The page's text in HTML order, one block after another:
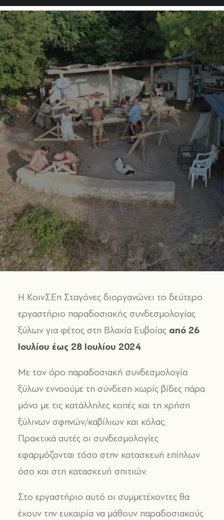
Η ΚοινΣΕπ Σταγόνες διοργανώνει το δεύτερο
εργαστήριο παραδοσιακής συνδεσμολογίας
ξύλων για φέτος στη Βλαχία Ευβοίας από 26
Ιουλίου έως 28 Ιουλίου 2024.
Με τον όρο παραδοσιακή συνδεσμολογία
ξύλων εννοούμε τη σύνδεση χωρίς βίδες πάρα
μόνο με τις κατάλληλες κοπές και τη χρήση
ξύλινων σφηνών/καβίλιων και κόλας.
Πρακτικά αυτές οι συνδεσμολογίες
εφαρμόζονται τόσο στην κατασκευή επίπλων
όσο και στη κατασκευή σπιτιών.
Στο εργαστήριο αυτό οι συμμετέχοντες θα
έχουν την ευκαιρία να μάθουν παραδοσιακούς